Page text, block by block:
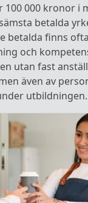
100 000 kronor i
betalda
betalda finns
och
utan fast
även av
utbildningen.